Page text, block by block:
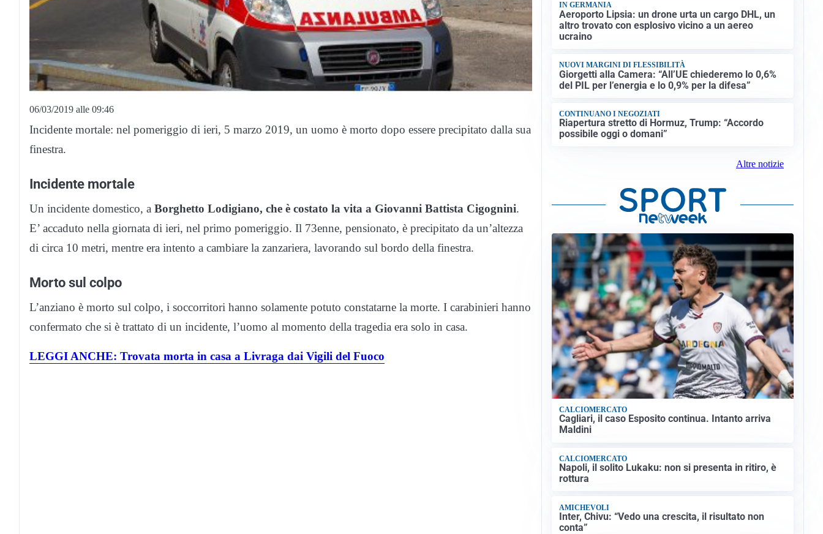
06/03/2019 alle 09:46
Incidente mortale: nel pomeriggio di ieri, 5 marzo 2019, un uomo è morto dopo essere precipitato dalla sua
finestra.
Incidente mortale
Un incidente domestico, a Borghetto Lodigiano, che è costato la vita a Giovanni Battista Cigognini.
E’ accaduto nella giornata di ieri, nel primo pomeriggio. Il 73enne, pensionato, è precipitato da un’altezza
di circa 10 metri, mentre era intento a cambiare la zanzariera, lavorando sul bordo della finestra.
Morto sul colpo
L’anziano è morto sul colpo, i soccorritori hanno solamente potuto constatarne la morte. I carabinieri hanno
confermato che si è trattato di un incidente, l’uomo al momento della tragedia era solo in casa.
LEGGI ANCHE: Trovata morta in casa a Livraga dai Vigili del Fuoco
IN GERMANIA
Aeroporto Lipsia: un drone urta un cargo DHL, un
altro trovato con esplosivo vicino a un aereo
ucraino
NUOVI MARGINI DI FLESSIBILITÀ
Giorgetti alla Camera: “All’UE chiederemo lo 0,6%
del PIL per l’energia e lo 0,9% per la difesa”
CONTINUANO I NEGOZIATI
Riapertura stretto di Hormuz, Trump: “Accordo
possibile oggi o domani”
Altre notizie
CALCIOMERCATO
Cagliari, il caso Esposito continua. Intanto arriva
Maldini
CALCIOMERCATO
Napoli, il solito Lukaku: non si presenta in ritiro, è
rottura
AMICHEVOLI
Inter, Chivu: “Vedo una crescita, il risultato non
conta”